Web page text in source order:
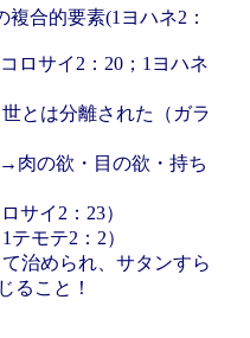
合的要素(1ヨハネ2：
ロサイ2：20；1ヨハネ
とは分離された（ガラ
肉の欲・目の欲・持ち
サイ2：23）
モテ2：2）
治められ、サタンすら
ること！